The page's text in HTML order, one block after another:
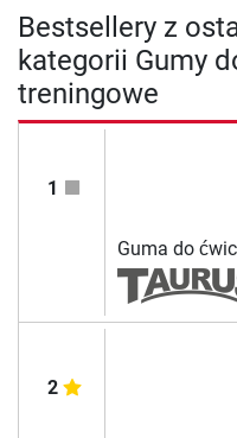
Bestsellery z
kategorii Gumy
treningowe
1
Guma do
2